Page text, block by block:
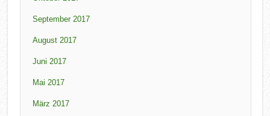
September 2017
August 2017
Juni 2017
Mai 2017
März 2017